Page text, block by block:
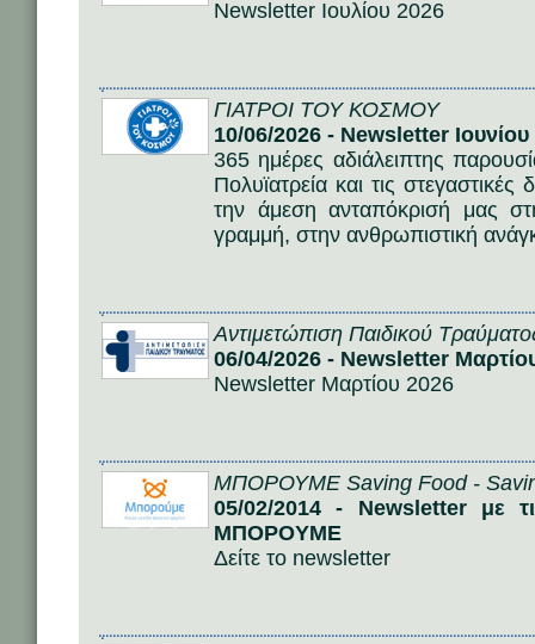
Newsletter Ιουλίου 2026
ΓΙΑΤΡΟΙ ΤΟΥ ΚΟΣΜΟΥ
10/06/2026 - Newsletter Ιουνίου
365 ημέρες αδιάλειπτης
Πολυϊατρεία και τις
την άμεση ανταπόκρισή μας
γραμμή, στην ανθρωπιστική
Αντιμετώπιση Παιδικού
06/04/2026 - Newsletter
Newsletter Μαρτίου 2026
ΜΠΟΡΟΥΜΕ Saving Food -
05/02/2014 - Newsletter με
ΜΠΟΡΟΥΜΕ
Δείτε το newsletter